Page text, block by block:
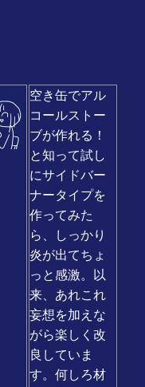
空き缶でアル
コールストー
ブが作れる！
と知って試し
にサイドバー
ナータイプを
作ってみた
ら、しっかり
炎が出てちょ
っと感激。以
来、あれこれ
妄想を加えな
がら楽しく改
良していま
す。何しろ材